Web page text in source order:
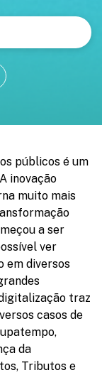
públicos é um
inovação
muito mais
a ser
ver
em diversos
traz
casos de
da
Tributos e